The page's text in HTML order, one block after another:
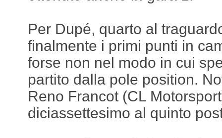
Per Dupé, quarto al
finalmente i primi punti in
forse non nel modo in cui
partito dalla pole position.
Reno Francot (CL
diciassettesimo al quinto